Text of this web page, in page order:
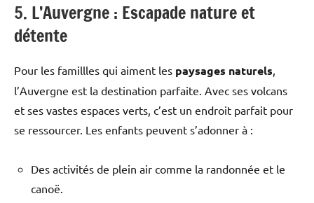
5. L’Auvergne : Escapade nature et
détente
Pour les famillles qui aiment les paysages naturels,
l’Auvergne est la destination parfaite. Avec ses volcans
et ses vastes espaces verts, c’est un endroit parfait pour
se ressourcer. Les enfants peuvent s’adonner à :
Des activités de plein air comme la randonnée et le
canoë.